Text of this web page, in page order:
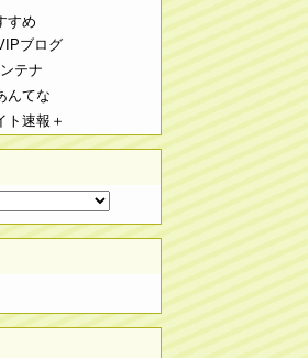
すめ
ブログ
テナ
んてな
ト速報＋